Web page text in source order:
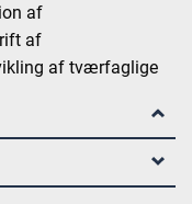
af
af
af tværfaglige